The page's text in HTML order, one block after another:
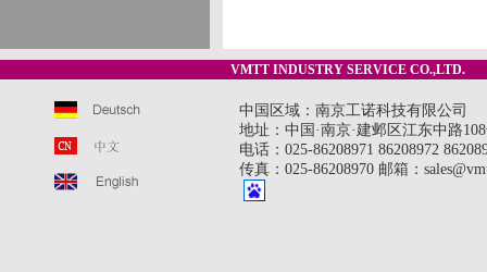
VMTT INDUSTRY SERVICE CO.,LTD.
中国区域：南京工诺科技有限公司
地址：中国·南京·建邺区江东中路
电话：025-86208971 86208972
传真：025-86208970 邮箱：